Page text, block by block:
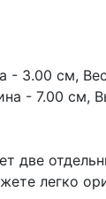
- 3.00 см,
- 7.00 см,
две
легко